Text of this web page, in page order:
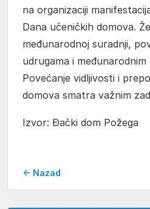
na organizaciji
Dana učeničkih domova.
međunarodnoj suradnji,
udrugama i
Povećanje vidljivosti i
domova smatra važnim
Izvor: Đački dom Požega
← Nazad